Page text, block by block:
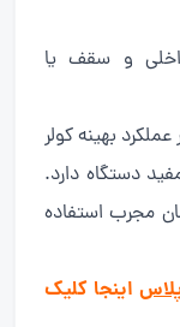
و سقف یا
بهینه کولر
دستگاه دارد.
مجرب استفاده
اینجا کلیک